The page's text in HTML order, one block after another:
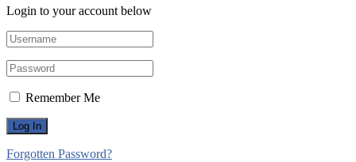
Login to your account below
Remember Me
Forgotten Password?